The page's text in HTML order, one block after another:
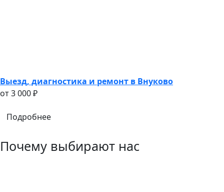
Выезд, диагностика и ремонт в Внуково
oт 3 000 ₽
Подробнее
Почему выбирают нас